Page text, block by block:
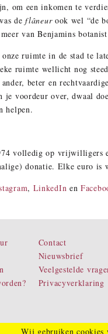
Wij gebruiken cookies
een inkomen te
deflâneurook wel “de
van Benjamins
ruimte in de stad te
ruimte wellicht nog
ander, beter en
je voordeur over, dwaal
helpen.
volledig op vrijwilligers
donatie. Elke euro
, LinkedIn en
Contact
Nieuwsbrief
Veelgestelde
Privacyverklaring